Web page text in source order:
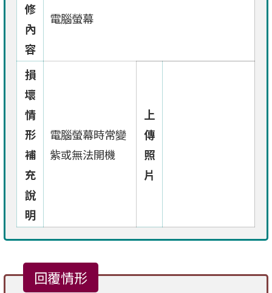
修
內
容
電腦螢幕
損
壞
情
形
補
充
說
明
電腦螢幕時常變
紫或無法開機
上
傳
照
片
回覆情形